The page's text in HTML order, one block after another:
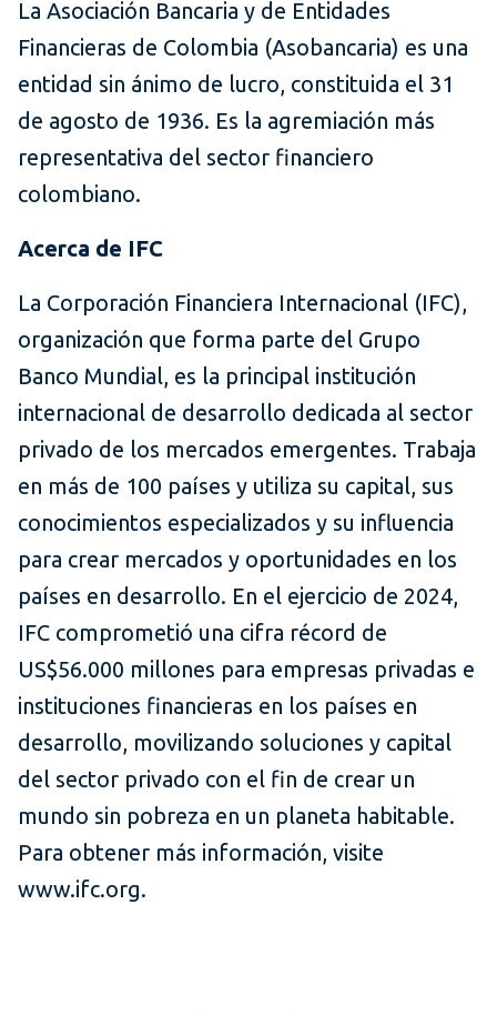
La Asociación Bancaria y de Entidades
Financieras de Colombia (Asobancaria) es una
entidad sin ánimo de lucro, constituida el 31
de agosto de 1936. Es la agremiación más
representativa del sector financiero
colombiano.
Acerca de IFC
La Corporación Financiera Internacional (IFC),
organización que forma parte del Grupo
Banco Mundial, es la principal institución
internacional de desarrollo dedicada al sector
privado de los mercados emergentes. Trabaja
en más de 100 países y utiliza su capital, sus
conocimientos especializados y su influencia
para crear mercados y oportunidades en los
países en desarrollo. En el ejercicio de 2024,
IFC comprometió una cifra récord de
US$56.000 millones para empresas privadas e
instituciones financieras en los países en
desarrollo, movilizando soluciones y capital
del sector privado con el fin de crear un
mundo sin pobreza en un planeta habitable.
Para obtener más información, visite
www.ifc.org.